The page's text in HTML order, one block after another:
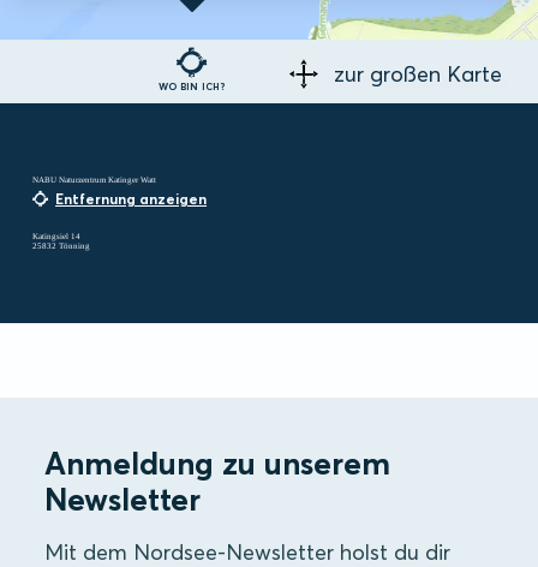
WO BIN ICH? zur großen Karte
NABU Naturzentrum Katinger Watt
Entfernung anzeigen
Katingsiel 14
25832 Tönning
Anmeldung zu unserem
Newsletter
Mit dem Nordsee-Newsletter holst du dir